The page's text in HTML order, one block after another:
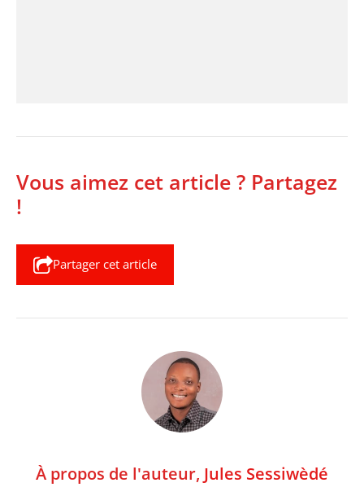
Vous aimez cet article ? Partagez
!
Partager cet article
À propos de l'auteur, Jules Sessiwèdé